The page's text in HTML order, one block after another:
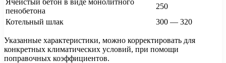
пенобетона
250
Котельный шлак
300 — 320
Указанные характеристики, можно корректировать для
конкретных климатических условий, при помощи
поправочных коэффициентов.